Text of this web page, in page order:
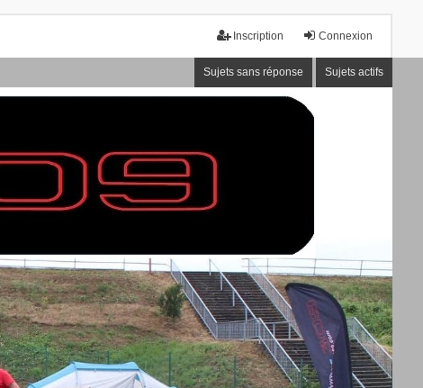
Connexion
Inscription
Sujets sans réponse Sujets actifs